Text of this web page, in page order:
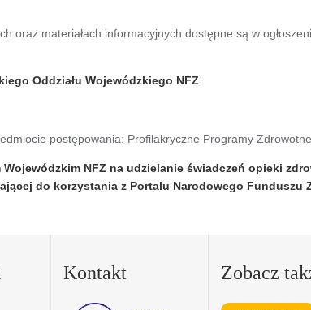
oraz materiałach informacyjnych dostępne są w
Oddziału Wojewódzkiego NFZ
postępowania: Profilakryczne Programy Zdrowotne
NFZ na udzielanie świadczeń opieki
do korzystania z Portalu Narodowego Funduszu
Kontakt Zobacz